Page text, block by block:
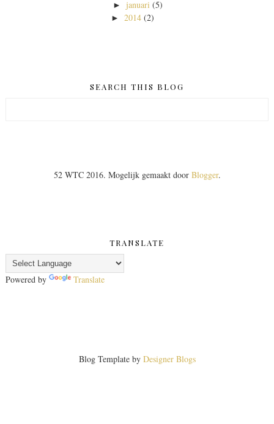
► januari (5)
► 2014 (2)
SEARCH THIS BLOG
52 WTC 2016. Mogelijk gemaakt door Blogger.
TRANSLATE
Powered by Translate
Blog Template by Designer Blogs